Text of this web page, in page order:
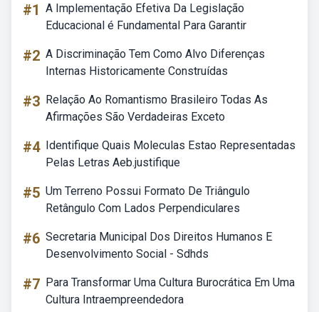
#1 A Implementação Efetiva Da Legislação
Educacional é Fundamental Para Garantir
#2 A Discriminação Tem Como Alvo Diferenças
Internas Historicamente Construídas
#3 Relação Ao Romantismo Brasileiro Todas As
Afirmações São Verdadeiras Exceto
#4 Identifique Quais Moleculas Estao Representadas
Pelas Letras Aeb.justifique
#5 Um Terreno Possui Formato De Triângulo
Retângulo Com Lados Perpendiculares
#6 Secretaria Municipal Dos Direitos Humanos E
Desenvolvimento Social - Sdhds
#7 Para Transformar Uma Cultura Burocrática Em Uma
Cultura Intraempreendedora